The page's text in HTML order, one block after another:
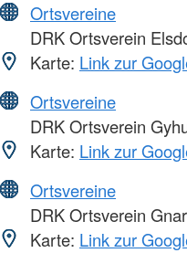
Ortsvereine
DRK Ortsverein
Karte: Link zur
Ortsvereine
DRK Ortsverein
Karte: Link zur
Ortsvereine
DRK Ortsverein
Karte: Link zur